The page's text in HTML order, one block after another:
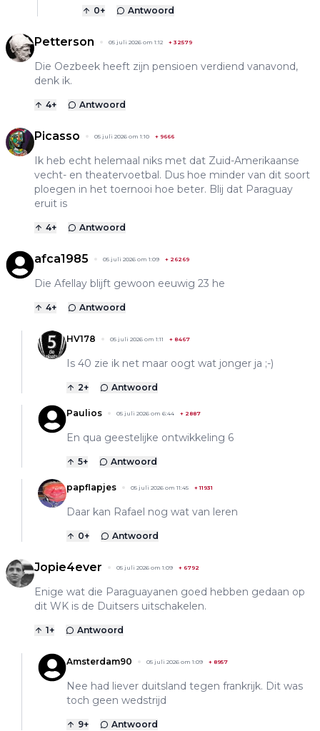
0+ Antwoord
Petterson 05 juli 2026 om 1:12 + 32579
Die Oezbeek heeft zijn pensioen verdiend vanavond,
denk ik.
4+ Antwoord
Picasso 05 juli 2026 om 1:10 + 9666
Ik heb echt helemaal niks met dat Zuid-Amerikaanse
vecht- en theatervoetbal. Dus hoe minder van dit soort
ploegen in het toernooi hoe beter. Blij dat Paraguay
eruit is
4+ Antwoord
afca1985 05 juli 2026 om 1:09 + 26269
Die Afellay blijft gewoon eeuwig 23 he
4+ Antwoord
HV178 05 juli 2026 om 1:11 + 8467
Is 40 zie ik net maar oogt wat jonger ja ;-)
2+ Antwoord
Paulios 05 juli 2026 om 6:44 + 2887
En qua geestelijke ontwikkeling 6
5+ Antwoord
papflapjes 05 juli 2026 om 11:45 +11931
Daar kan Rafael nog wat van leren
0+ Antwoord
Jopie4ever 05 juli 2026 om 1:09 + 6792
Enige wat die Paraguayanen goed hebben gedaan op
dit WK is de Duitsers uitschakelen.
1+ Antwoord
Amsterdam90 05 juli 2026 om 1:09 + 8957
Nee had liever duitsland tegen frankrijk. Dit was
toch geen wedstrijd
9+ Antwoord